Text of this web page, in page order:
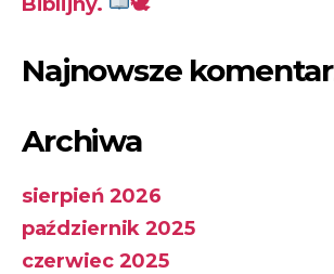
Najnowsze
Archiwa
sierpień 2026
październik 2025
czerwiec 2025